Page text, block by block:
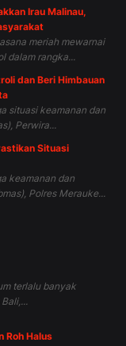
Irau Malinau,
meriah mewarnai
dalam rangka...
dan Beri Himbauan
situasi keamanan dan
Perwira...
Situasi
keamanan dan
Polres Merauke...
terlalu banyak
Roh Halus